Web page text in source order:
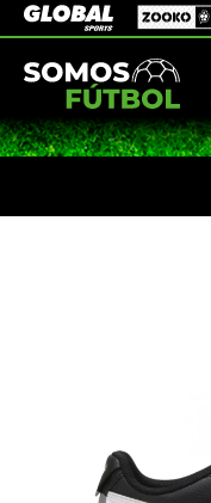
Global Sports Zooko